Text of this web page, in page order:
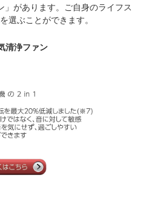
があります。ご自身のライフス
選ぶことができます。
浄ファン